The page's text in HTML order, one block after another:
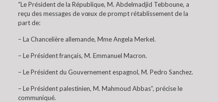
“Le Président de la République, M. Abdelmadjid Tebboune, a
reçu des messages de vœux de prompt rétablissement de la
part de:
– La Chancelière allemande, Mme Angela Merkel.
– Le Président français, M. Emmanuel Macron.
– Le Président du Gouvernement espagnol, M. Pedro Sanchez.
– Le Président palestinien, M. Mahmoud Abbas”, précise le
communiqué.